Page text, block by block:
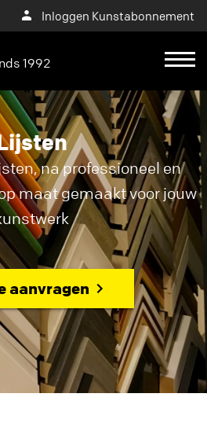
Inloggen Kunstabonnement
1992
na professioneel en
maat gemaakt voor jouw
aanvragen